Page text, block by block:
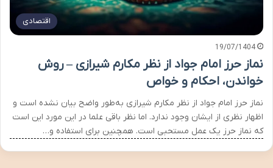
اقتصادی
19/07/1404
نماز حرز امام جواد از نظر مکارم شیرازی – روش
خواندن، احکام و خواص
نماز حرز امام جواد از نظر مکارم شیرازی به‌طور واضح بیان نشده است و
اظهار نظری از ایشان وجود ندارد. اما نظر باقی علما در این مورد این است
که نماز حرز یک عمل مستحبی است. همچنین برای استفاده و…